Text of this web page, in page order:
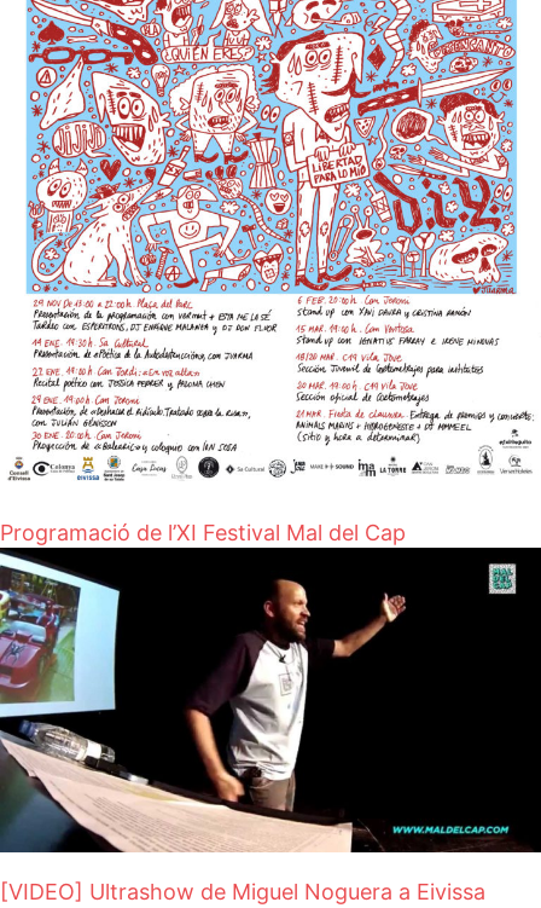
Programació de l’XI Festival Mal del Cap
[VIDEO] Ultrashow de Miguel Noguera a Eivissa